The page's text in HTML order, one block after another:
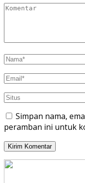
Simpan nama,
peramban ini untuk